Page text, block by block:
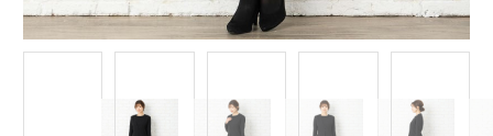
Item